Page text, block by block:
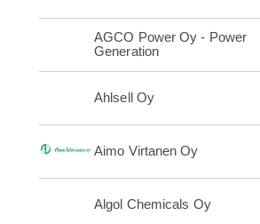
AGCO Power Oy - Power
Generation
Ahlsell Oy
Aimo Virtanen Oy
Algol Chemicals Oy